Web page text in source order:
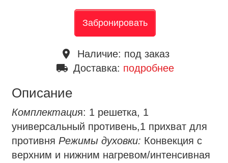
Забронировать
place Наличие: под заказ
local_shipping Доставка: подробнее
Описание
Комплектация: 1 решетка, 1
универсальный противень,1 прихват для
противня Режимы духовки: Конвекция с
верхним и нижним нагревом/интенсивная